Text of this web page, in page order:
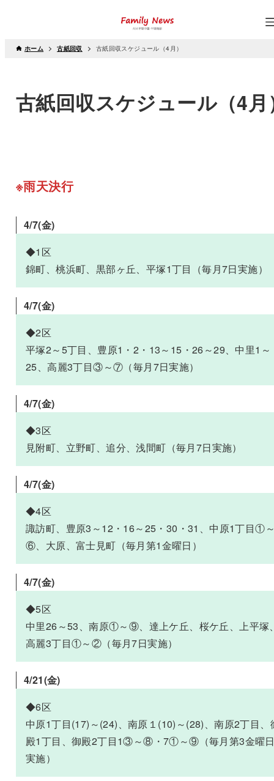
ホーム 古紙回収 古紙回収スケジュール（4月）
古紙回収スケジュール（4月
※雨天決行
4/7(金)
◆1区
錦町、桃浜町、黒部ヶ丘、平塚1丁目（毎月7日実施）
4/7(金)
◆2区
平塚2～5丁目、豊原1・2・13～15・26～29、中里1～
25、高麗3丁目③～⑦（毎月7日実施）
4/7(金)
◆3区
見附町、立野町、追分、浅間町（毎月7日実施）
4/7(金)
◆4区
諏訪町、豊原3～12・16～25・30・31、中原1丁目①
⑥、大原、富士見町（毎月第1金曜日）
4/7(金)
◆5区
中里26～53、南原①～⑨、達上ケ丘、桜ケ丘、上平塚
高麗3丁目①～②（毎月7日実施）
4/21(金)
◆6区
中原1丁目(17)～(24)、南原１(10)～(28)、南原2丁目、
殿1丁目、御殿2丁目1③～⑧・7①～⑨（毎月第3金曜
実施）